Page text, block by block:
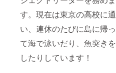
す。現在は東京の高校に通
い、連休のたびに島に帰っ
て海で泳いだり、魚突きを
したりしています！